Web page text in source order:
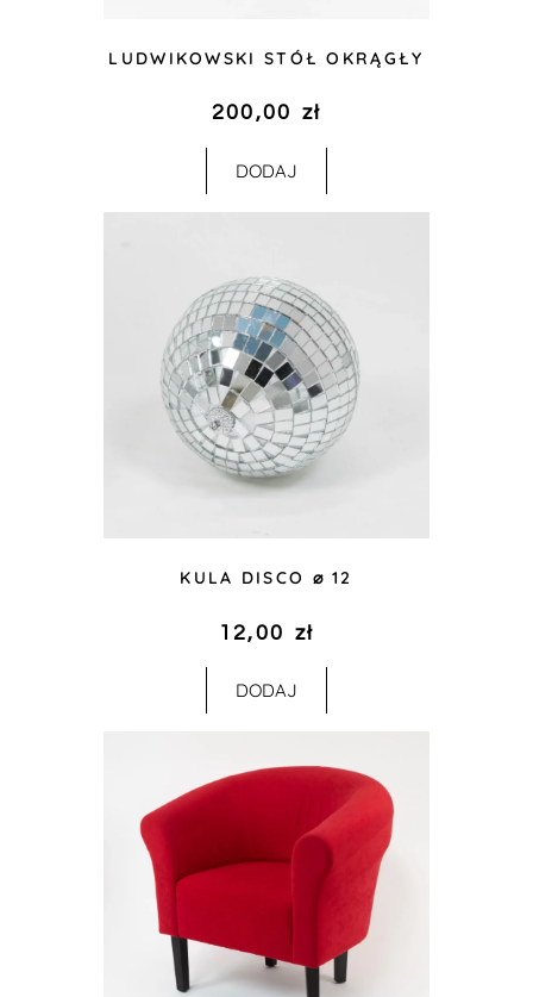
LUDWIKOWSKI STÓŁ OKRĄGŁY
200,00 zł
DODAJ
KULA DISCO ⌀ 12
12,00 zł
DODAJ